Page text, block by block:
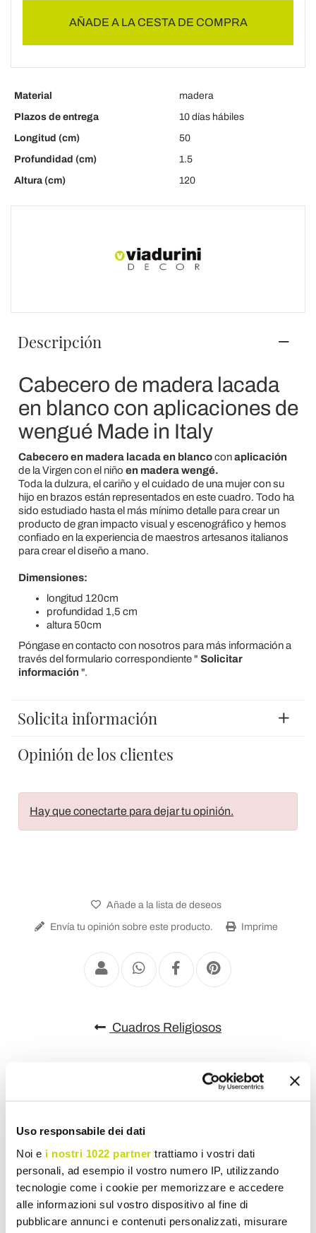
Uso responsabile dei dati
Noi e i nostri 1022 partner trattiamo i vostri dati
personali, ad esempio il vostro numero IP, utilizzando
tecnologie come i cookie per memorizzare e accedere
alle informazioni sul vostro dispositivo al fine di
pubblicare annunci e contenuti personalizzati, misurare
AÑADE A LA CESTA DE COMPRA
Material
madera
Plazos de entrega
10 días hábiles
Longitud (cm)
50
Profundidad (cm)
1.5
Altura (cm)
120
Descripción
Cabecero de madera lacada
en blanco con aplicaciones de
wengué Made in Italy
Cabecero en madera lacada en blancoconaplicación
de la Virgen con el niño en madera wengé.
Toda la dulzura, el cariño y el cuidado de una mujer con su
hijo en brazos están representados en este cuadro. Todo ha
sido estudiado hasta el más mínimo detalle para crear un
producto de gran impacto visual y escenográfico y hemos
confiado en la experiencia de maestros artesanos italianos
para crear el diseño a mano.
Dimensiones:
longitud 120cm
profundidad 1,5 cm
altura 50cm
Póngase en contacto con nosotros para más información a
través del formulario correspondiente " Solicitar
información ".
Solicita información
Opinión de los clientes
Hay que conectarte para dejar tu opinión.
Añade a la lista de deseos
Envía tu opinión sobre este producto. Imprime
Cuadros Religiosos